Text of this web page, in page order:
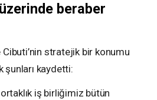
beraber
Cibuti’nin stratejik bir konumu
şunları kaydetti:
ortaklık iş birliğimiz bütün